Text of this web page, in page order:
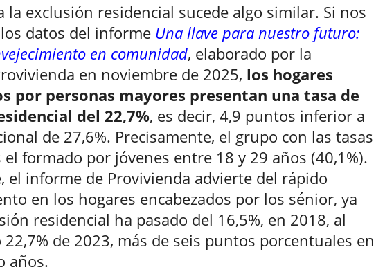
la exclusión residencial sucede algo similar. Si nos
datos del informe Una llave para nuestro futuro:
en comunidad, elaborado por la
en noviembre de 2025, los hogares
por personas mayores presentan una tasa de
del 22,7%, es decir, 4,9 puntos inferior a
de 27,6%. Precisamente, el grupo con las tasas
el formado por jóvenes entre 18 y 29 años (40,1%).
el informe de Provivienda advierte del rápido
en los hogares encabezados por los sénior, ya
residencial ha pasado del 16,5%, en 2018, al
de 2023, más de seis puntos porcentuales en
años.